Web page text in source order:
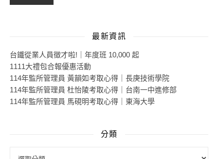
最新資訊
台鐵從業人員徵才啦!｜年度班 10,000 起
1111大禮包合報優惠活動
114年監所管理員 黃韻如考取心得｜長庚技術學院
114年監所管理員 杜怡陵考取心得｜台南一中進修部
114年監所管理員 馬硯明考取心得｜東海大學
分類